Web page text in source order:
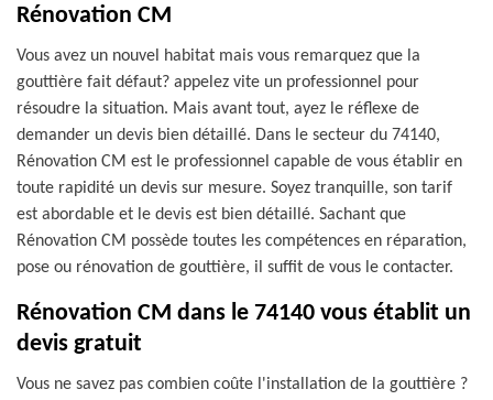
Rénovation CM
Vous avez un nouvel habitat mais vous remarquez que la
gouttière fait défaut? appelez vite un professionnel pour
résoudre la situation. Mais avant tout, ayez le réflexe de
demander un devis bien détaillé. Dans le secteur du 74140,
Rénovation CM est le professionnel capable de vous établir en
toute rapidité un devis sur mesure. Soyez tranquille, son tarif
est abordable et le devis est bien détaillé. Sachant que
Rénovation CM possède toutes les compétences en réparation,
pose ou rénovation de gouttière, il suffit de vous le contacter.
Rénovation CM dans le 74140 vous établit un
devis gratuit
Vous ne savez pas combien coûte l'installation de la gouttière ?